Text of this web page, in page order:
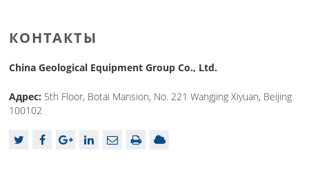
КОНТАКТЫ
China Geological Equipment Group Co., Ltd.
Адрес: 5th Floor, Botai Mansion, No. 221 Wangjing Xiyuan, Beijing
100102